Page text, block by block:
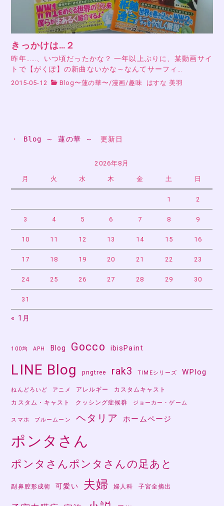
きっかけは…２
昨年……、いつ頃だったかな？ 一年以上ぶりに、某動画サイ
トで【がくぽ】の新曲ないかな～なんてサーフィ…
2015-05-12 Blog〜蓮の華〜/漫画/趣味 はすな 美羽
・ Blog ～ 蓮の華 ～ 更新日
2026年8月
月 火 水 木 金 土 日
1 2
3 4 5 6 7 8 9
10 11 12 13 14 15 16
17 18 19 20 21 22 23
24 25 26 27 28 29 30
31
« 1月
100均 APH Blog Gocco ibisPaint
LINE Blog pngtree rak3 TIMEシリーズ WPlog
ねんどろいど アニメ アレルギー
カスタムキャスト
カスタム・キャスト
クッシング症候群 ジョーカー・ゲーム
スマホ ブルームーン ヘタリア ホームページ
ポンタさん
ポンタさんポンタさんの足あと
副鼻腔形成術 可愛い 夫婦 婦人科 子宮全摘出